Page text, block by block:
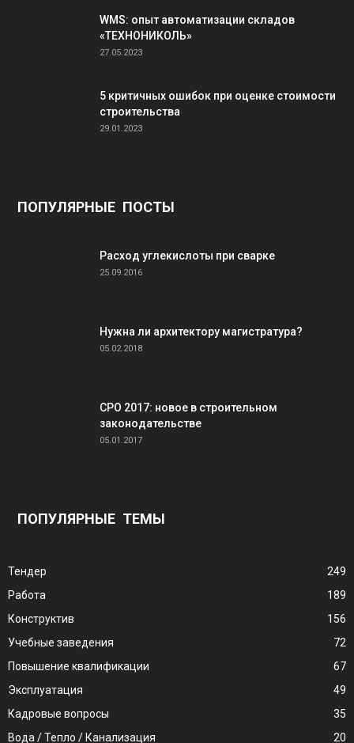
WMS: опыт автоматизации складов
«ТЕХНОНИКОЛЬ»
27.05.2023
5 критичных ошибок при оценке стоимости
строительства
29.01.2023
ПОПУЛЯРНЫЕ ПОСТЫ
Расход углекислоты при сварке
25.09.2016
Нужна ли архитектору магистратура?
05.02.2018
СРО 2017: новое в строительном
законодательстве
05.01.2017
ПОПУЛЯРНЫЕ ТЕМЫ
Тендер
249
Работа
189
Конструктив
156
Учебные заведения
72
Повышение квалификации
67
Эксплуатация
49
Кадровые вопросы
35
Вода / Тепло / Канализация
20